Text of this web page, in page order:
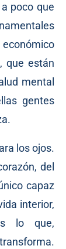
poco que
que están
mental
gentes
los ojos.
del
capaz
interior,
lo que,